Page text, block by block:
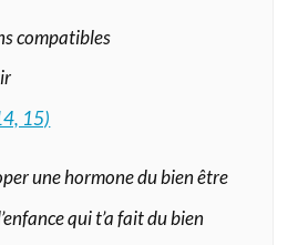
compatibles
15)
une hormone du bien être
qui t’a fait du bien